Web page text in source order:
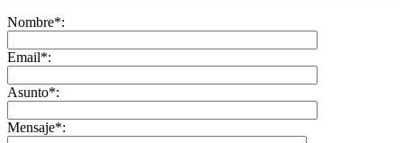
Nombre*:
Email*:
Asunto*:
Mensaje*: